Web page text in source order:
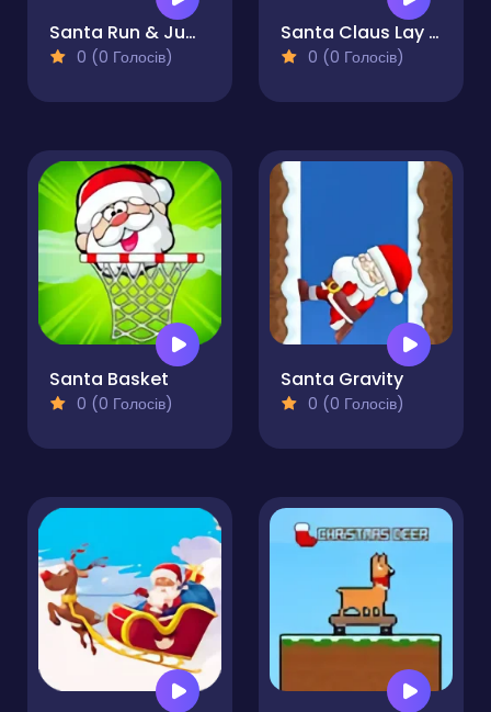
Santa Run & Jump
0 (0 Голосів)
Santa Claus Lay Egg
0 (0 Голосів)
Santa Basket
0 (0 Голосів)
Santa Gravity
0 (0 Голосів)